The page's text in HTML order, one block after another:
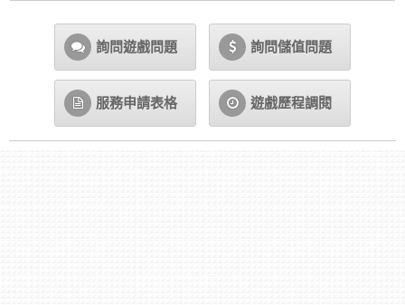
詢問遊戲問題 詢問儲值問題
服務申請表格 遊戲歷程調閱